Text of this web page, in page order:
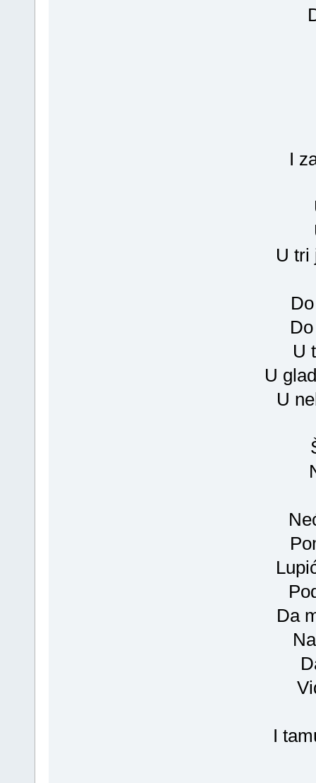
I
U tri
U
U
U
Da
I